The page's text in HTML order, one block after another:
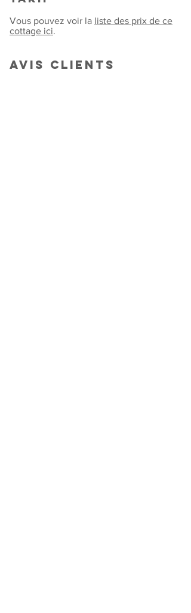
Vous pouvez voir la liste des prix de ce
cottage ici.
Avis clients